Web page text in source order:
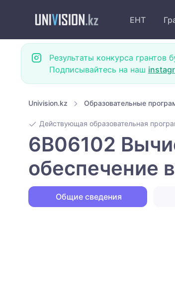
ЕНТ
Результаты конкурса грантов
Подписывайтесь на наш
Univision.kz Образовательные
Действующая образовательная
6B06102
обеспечение
Общие сведения